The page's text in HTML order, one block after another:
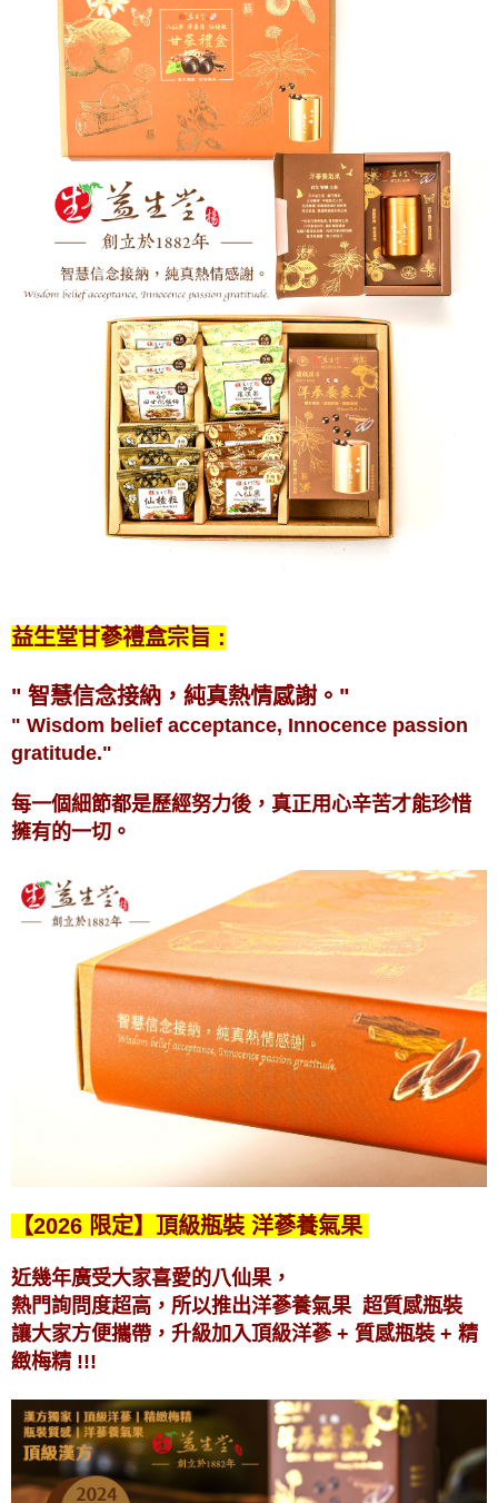
益生堂甘蔘禮盒宗旨 :
" 智慧信念接納，純真熱情感謝。"
" Wisdom belief acceptance, Innocence passion
gratitude."
每一個細節都是歷經努力後，真正用心辛苦才能珍惜
擁有的一切。
【2026 限定】頂級瓶裝 洋蔘養氣果
近幾年廣受大家喜愛的八仙果，
熱門詢問度超高，所以推出洋蔘養氣果 超質感瓶裝
讓大家方便攜帶，升級加入頂級洋蔘 + 質感瓶裝 + 精
緻梅精 !!!